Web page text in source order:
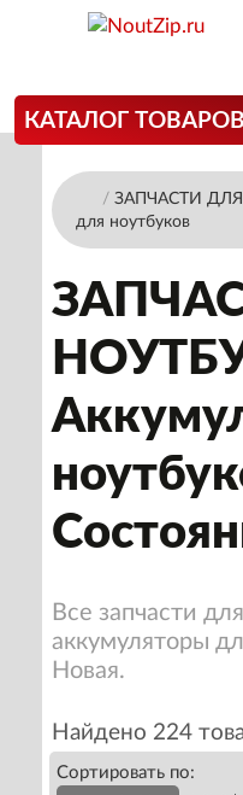
КАТАЛОГ ТОВАРОВ
/ ЗАПЧАСТИ
для ноутбуков
Все запчасти
аккумуляторы
Новая.
Найдено 224
Сортировать по: